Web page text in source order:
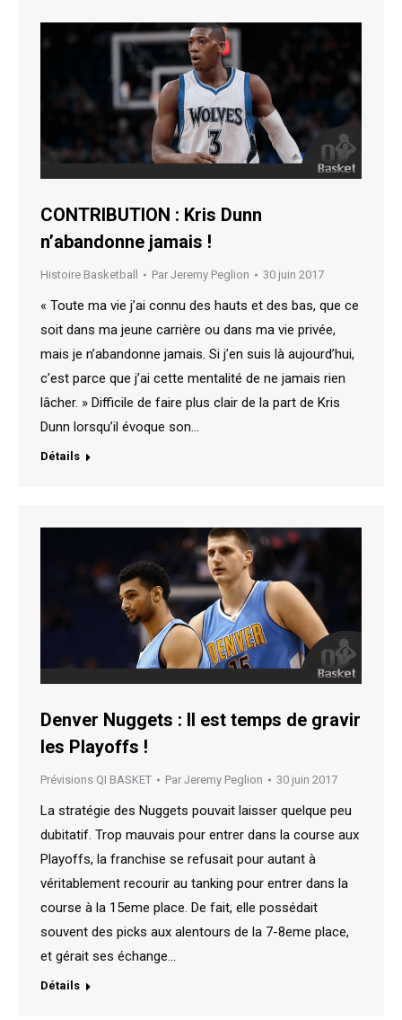
CONTRIBUTION : Kris Dunn
n’abandonne jamais !
Histoire Basketball Par Jeremy Peglion 30 juin 2017
« Toute ma vie j’ai connu des hauts et des bas, que ce
soit dans ma jeune carrière ou dans ma vie privée,
mais je n’abandonne jamais. Si j’en suis là aujourd’hui,
c’est parce que j’ai cette mentalité de ne jamais rien
lâcher. » Difficile de faire plus clair de la part de Kris
Dunn lorsqu’il évoque son…
Détails
Denver Nuggets : Il est temps de gravir
les Playoffs !
Prévisions QI BASKET Par Jeremy Peglion 30 juin 2017
La stratégie des Nuggets pouvait laisser quelque peu
dubitatif. Trop mauvais pour entrer dans la course aux
Playoffs, la franchise se refusait pour autant à
véritablement recourir au tanking pour entrer dans la
course à la 15eme place. De fait, elle possédait
souvent des picks aux alentours de la 7-8eme place,
et gérait ses échange…
Détails